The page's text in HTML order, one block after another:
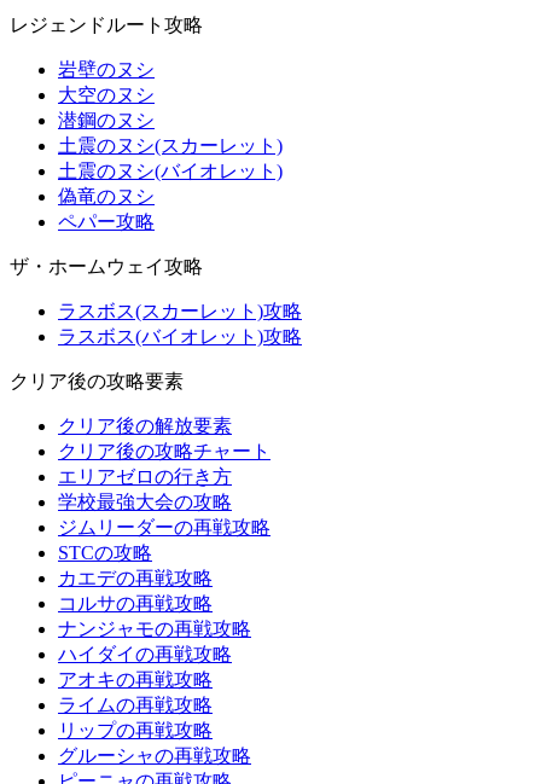
レジェンドルート攻略
岩壁のヌシ
大空のヌシ
潜鋼のヌシ
土震のヌシ(スカーレット)
土震のヌシ(バイオレット)
偽竜のヌシ
ペパー攻略
ザ・ホームウェイ攻略
ラスボス(スカーレット)攻略
ラスボス(バイオレット)攻略
クリア後の攻略要素
クリア後の解放要素
クリア後の攻略チャート
エリアゼロの行き方
学校最強大会の攻略
ジムリーダーの再戦攻略
STCの攻略
カエデの再戦攻略
コルサの再戦攻略
ナンジャモの再戦攻略
ハイダイの再戦攻略
アオキの再戦攻略
ライムの再戦攻略
リップの再戦攻略
グルーシャの再戦攻略